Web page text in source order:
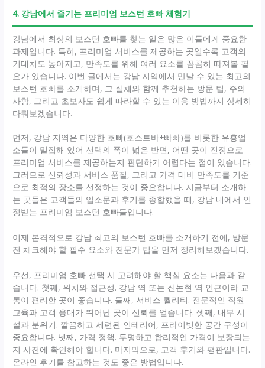
4. 강남에서 즐기는 프리미엄 보스턴 호빠 체험기
강남에서 최상의 보스턴 호빠를 찾는 일은 많은 이들에게 중요한
과제입니다. 특히, 프리미엄 서비스를 제공하는 곳일수록 고객의
기대치도 높아지고, 만족도를 위해 여러 요소를 꼼꼼히 따져볼 필
요가 있습니다. 이번 글에서는 강남 지역에서 만날 수 있는 최고의
보스턴 호빠를 소개하며, 그 실체와 함께 추천하는 방문 팁, 주의
사항, 그리고 초보자도 쉽게 따라할 수 있는 이용 방법까지 상세히
다뤄보겠습니다.
먼저, 강남 지역은 다양한 호빠(호스트바+빠빠)를 비롯한 유흥업
소들이 밀집해 있어 선택의 폭이 넓은 반면, 어떤 곳이 진정으로
프리미엄 서비스를 제공하는지 판단하기 어렵다는 점이 있습니다.
그러므로 신뢰성과 서비스 품질, 그리고 가격 대비 만족도를 기준
으로 최적의 장소를 선정하는 것이 중요합니다. 지금부터 소개하
는 곳들은 고객들의 입소문과 후기를 종합했을 때, 강남 내에서 인
정받는 프리미엄 보스턴 호빠들입니다.
이제 본격적으로 강남 최고의 보스턴 호빠를 소개하기 전에, 방문
전 체크해야 할 필수 요소와 전문가 팁을 먼저 정리해보겠습니다.
우선, 프리미엄 호빠 선택 시 고려해야 할 핵심 요소는 다음과 같
습니다. 첫째, 위치와 접근성. 강남 역 또는 신논현 역 인근이라 교
통이 편리한 곳이 좋습니다. 둘째, 서비스 퀄리티. 전문적인 직원
교육과 고객 응대가 뛰어난 곳이 신뢰를 얻습니다. 셋째, 내부 시
설과 분위기. 깔끔하고 세련된 인테리어, 프라이빗한 공간 구성이
중요합니다. 넷째, 가격 정책. 투명하고 합리적인 가격이 보장되는
지 사전에 확인해야 합니다. 마지막으로, 고객 후기와 평판입니다.
온라인 후기를 참고하는 것도 좋은 방법입니다.